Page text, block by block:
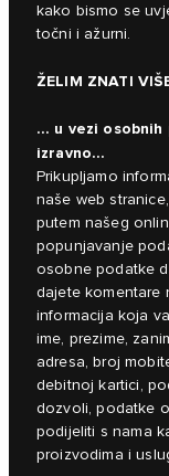
kako bismo se
točni i ažurni.
ŽELIM ZNATI
… u vezi
izravno…
Prikupljamo
naše web
putem našeg
popunjavanje
osobne podatke
dajete komentare
informacija koja
ime, prezime,
adresa, broj
debitnoj kartici,
dozvoli, podatke
podijeliti s nama
proizvodima i